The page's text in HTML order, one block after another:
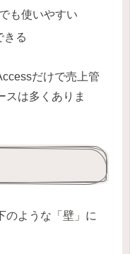
も使いやすい
きる
だけで売上管
スは多くありま
のような「壁」に